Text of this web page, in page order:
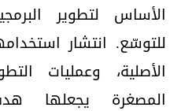
الأساس لتطوير
للتوسّع. انتشار
الأصلية، وعمليات
المصغرة يجعلها